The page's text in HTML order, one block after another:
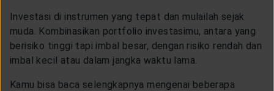
Investasi di instrumen yang tepat dan mulailah sejak
muda. Kombinasikan portfolio investasimu, antara yang
berisiko tinggi tapi imbal besar, dengan risiko rendah dan
imbal kecil atau dalam jangka waktu lama.
Kamu bisa baca selengkapnya mengenai beberapa